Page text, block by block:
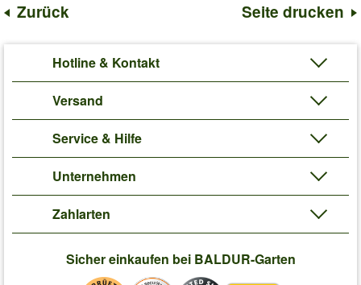
Zurück Seite drucken
Hotline & Kontakt
Versand
Service & Hilfe
Unternehmen
Zahlarten
Sicher einkaufen bei BALDUR-Garten